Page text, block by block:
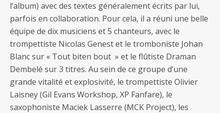
l’album) avec des textes généralement écrits par lui,
parfois en collaboration. Pour cela, il a réuni une belle
équipe de dix musiciens et 5 chanteurs, avec le
trompettiste Nicolas Genest et le tromboniste Johan
Blanc sur « Tout biten bout » et le flûtiste Draman
Dembelé sur 3 titres. Au sein de ce groupe d’une
grande vitalité et explosivité, le trompettiste Olivier
Laisney (Gil Evans Workshop, XP Fanfare), le
saxophoniste Maciek Lasserre (MCK Project), les